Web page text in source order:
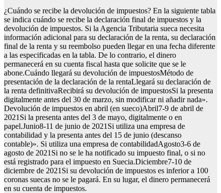
¿Cuándo se recibe la devolución de impuestos? En la siguiente tabla
se indica cuándo se recibe la declaración final de impuestos y la
devolución de impuestos. Si la Agencia Tributaria sueca necesita
información adicional para su declaración de la renta, su declaración
final de la renta y su reembolso pueden llegar en una fecha diferente
a las especificadas en la tabla. De lo contrario, el dinero
permanecerá en su cuenta fiscal hasta que solicite que se le
abone.Cuándo llegará su devolución de impuestosMétodo de
presentación de la declaración de la rentaLlegará su declaración de
la renta definitivaRecibirá su devolución de impuestosSi la presenta
digitalmente antes del 30 de marzo, sin modificar ni añadir nada».
Devolución de impuestos en abril (en sueco)Abril7-9 de abril de
2021Si la presenta antes del 3 de mayo, digitalmente o en
papel.Junio8-11 de junio de 2021Si utiliza una empresa de
contabilidad y la presenta antes del 15 de junio (descanso
contable)». Si utiliza una empresa de contabilidadAgosto3-6 de
agosto de 2021Si no se le ha notificado su impuesto final, o si no
está registrado para el impuesto en Suecia.Diciembre7-10 de
diciembre de 2021Si su devolución de impuestos es inferior a 100
coronas suecas no se le pagará. En su lugar, el dinero permanecerá
en su cuenta de impuestos.